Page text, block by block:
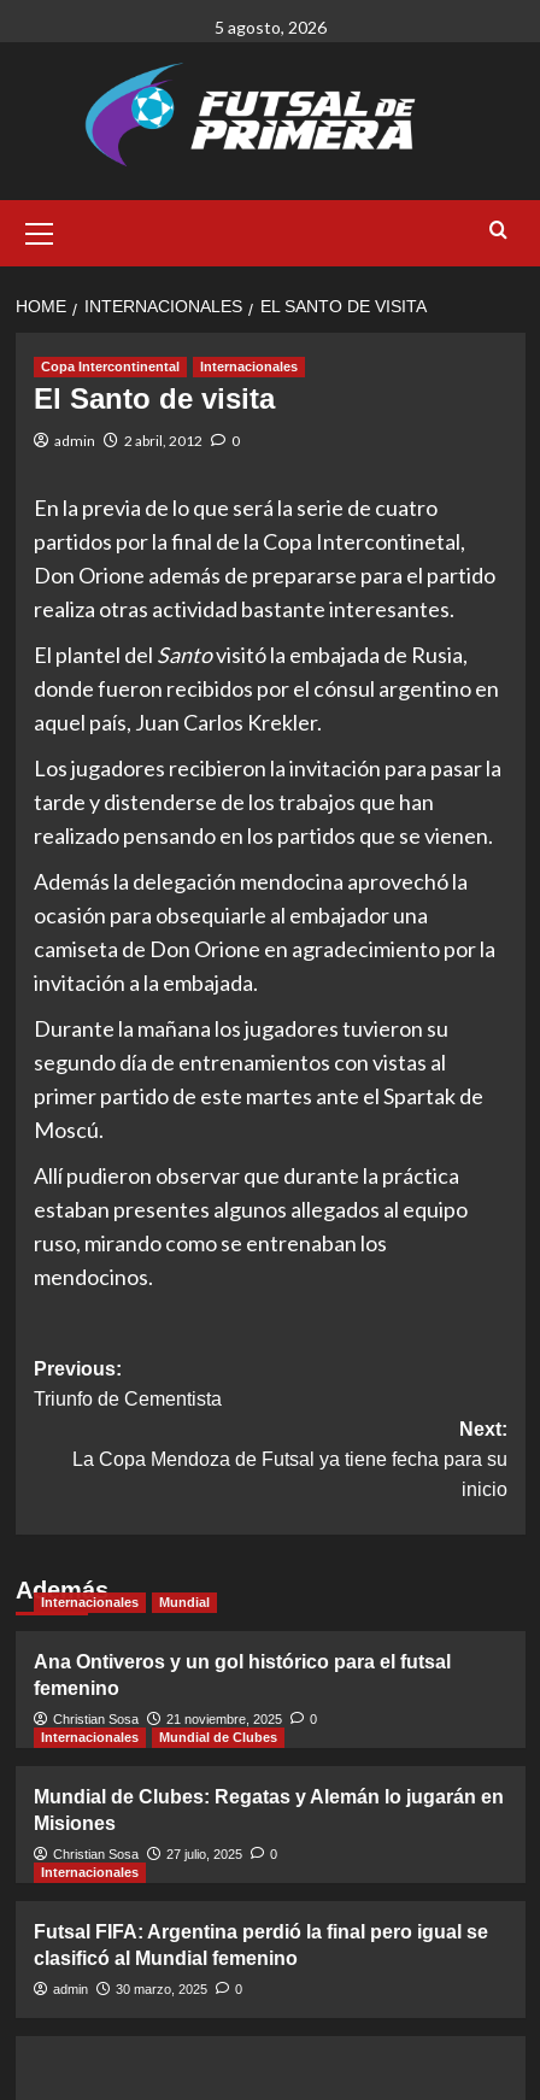
5 agosto, 2026
Menu
HOME INTERNACIONALES EL SANTO DE VISITA
Copa Intercontinental Internacionales
El Santo de visita
admin 2 abril, 2012 0
En la previa de lo que será la serie de cuatro
partidos por la final de la Copa Intercontinetal,
Don Orione además de prepararse para el partido
realiza otras actividad bastante interesantes.
El plantel del Santovisitó la embajada de Rusia,
donde fueron recibidos por el cónsul argentino en
aquel país, Juan Carlos Krekler.
Los jugadores recibieron la invitación para pasar la
tarde y distenderse de los trabajos que han
realizado pensando en los partidos que se vienen.
Además la delegación mendocina aprovechó la
ocasión para obsequiarle al embajador una
camiseta de Don Orione en agradecimiento por la
invitación a la embajada.
Durante la mañana los jugadores tuvieron su
segundo día de entrenamientos con vistas al
primer partido de este martes ante el Spartak de
Moscú.
Allí pudieron observar que durante la práctica
estaban presentes algunos allegados al equipo
ruso, mirando como se entrenaban los
mendocinos.
Post
navigation
Previous:
Triunfo de Cementista
Next:
La Copa Mendoza de Futsal ya tiene fecha para su
inicio
Además
Internacionales Mundial
Ana Ontiveros y un gol histórico para el futsal
femenino
Christian Sosa 21 noviembre, 2025
0
Internacionales
Mundial de Clubes
Mundial de Clubes: Regatas y Alemán lo jugarán en
Misiones
Christian Sosa 27 julio, 2025
0
Internacionales
Futsal FIFA: Argentina perdió la final pero igual se
clasificó al Mundial femenino
admin 30 marzo, 2025 0